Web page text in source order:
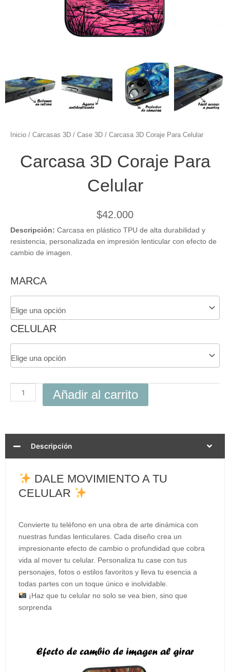
Inicio / Carcasas 3D / Case 3D / Carcasa 3D Coraje Para Celular
Carcasa 3D Coraje Para
Celular
$42.000
Descripción: Carcasa en plástico TPU de alta durabilidad y
resistencia, personalizada en impresión lenticular con efecto de
cambio de imagen.
MARCA
CELULAR
Carcasa
Para
Celular
Añadir al carrito
Descripción
DALE MOVIMIENTO A TU
CELULAR
Convierte tu teléfono en una obra de arte dinámica con
nuestras fundas lenticulares. Cada diseño crea un
impresionante efecto de cambio o profundidad que cobra
vida al mover tu celular. Personaliza tu case con tus
personajes, fotos o estilos favoritos y lleva tu esencia a
todas partes con un toque único e inolvidable.
¡Haz que tu celular no solo se vea bien, sino que
sorprenda